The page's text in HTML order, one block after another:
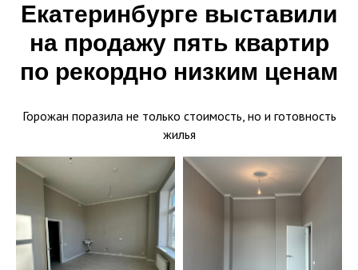
Екатеринбурге выставили
на продажу пять квартир
по рекордно низким ценам
Горожан поразила не только стоимость, но и готовность
жилья